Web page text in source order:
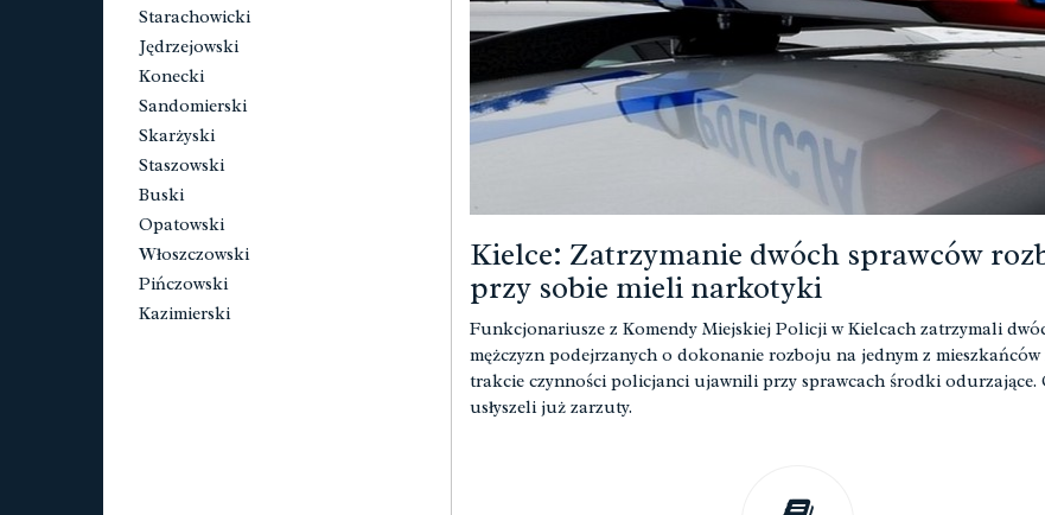
Kielce: Zatrzymanie dwóch sprawców
przy sobie mieli narkotyki
Funkcjonariusze z Komendy Miejskiej Policji w Kielcach zatrzymali
mężczyzn podejrzanych o dokonanie rozboju na jednym z mieszkańców
trakcie czynności policjanci ujawnili przy sprawcach środki odurzające.
usłyszeli już zarzuty.
Starachowicki
Jędrzejowski
Konecki
Sandomierski
Skarżyski
Staszowski
Buski
Opatowski
Włoszczowski
Pińczowski
Kazimierski